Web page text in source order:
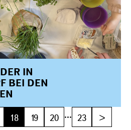
IN
BEI DEN
18 19 20 ... 23 >